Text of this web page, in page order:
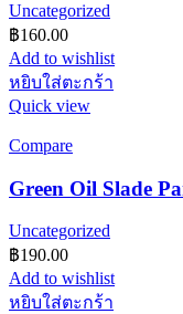
Uncategorized
฿160.00
Add to wishlist
หยิบใส่ตะกร้า
Quick view
Compare
Green Oil Slade
Uncategorized
฿190.00
Add to wishlist
หยิบใส่ตะกร้า